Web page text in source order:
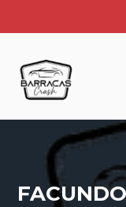
INICIO
NOSOTROS
SERVICIOS
UNIRSE AL GRUPO
PRIVADO
CONTACTANOS
MI CUENTA